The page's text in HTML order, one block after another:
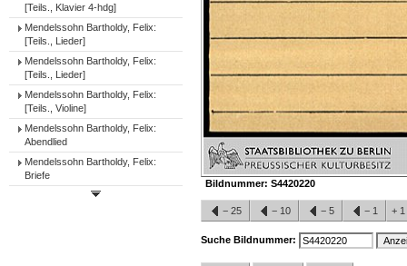
[Teils., Klavier 4-hdg]
Mendelssohn Bartholdy, Felix:
[Teils., Lieder]
Mendelssohn Bartholdy, Felix:
[Teils., Lieder]
Mendelssohn Bartholdy, Felix:
[Teils., Violine]
Mendelssohn Bartholdy, Felix:
Abendlied
Mendelssohn Bartholdy, Felix:
Briefe
Bildnummer:S4420220
− 25 − 10 − 5 − 1 +
Suche Bildnummer: